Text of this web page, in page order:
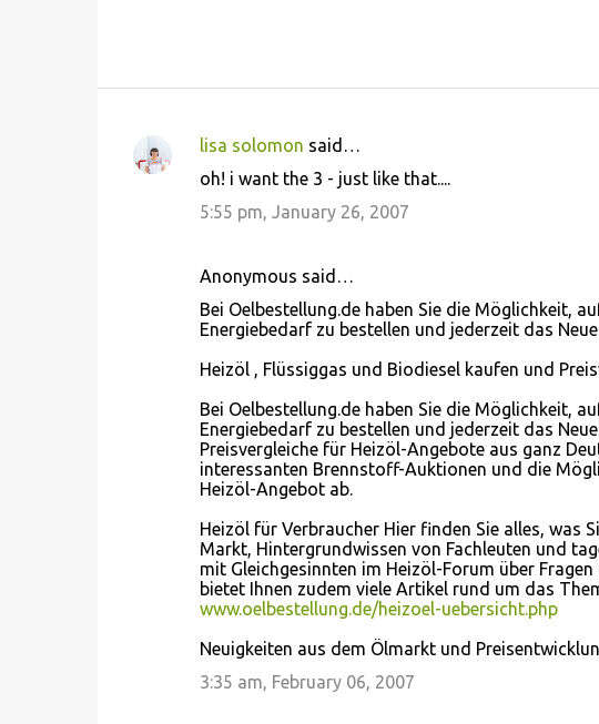
C
lisa solomon said…
oh! i want the 3 - just like that....
5:55 pm, January 26, 2007
Anonymous said…
Bei Oelbestellung.de haben Sie die Möglichkeit,
Energiebedarf zu bestellen und jederzeit das
Heizöl , Flüssiggas und Biodiesel kaufen und
Bei Oelbestellung.de haben Sie die Möglichkeit,
Energiebedarf zu bestellen und jederzeit das
Preisvergleiche für Heizöl-Angebote aus ganz
interessanten Brennstoff-Auktionen und die
Heizöl-Angebot ab.
Heizöl für Verbraucher Hier finden Sie alles, was
Markt, Hintergrundwissen von Fachleuten und
mit Gleichgesinnten im Heizöl-Forum über
bietet Ihnen zudem viele Artikel rund um das
www.oelbestellung.de/heizoel-uebersicht.php
Neuigkeiten aus dem Ölmarkt und
3:35 am, February 06, 2007